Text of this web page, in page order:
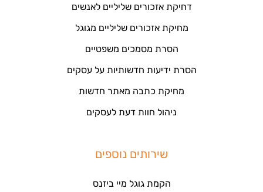
דחיקת אזכורים שליליים לאנשים
מחיקת אזכורים שליליים מגוגל
הסרת מסמכים משפטיים
הסרת ידיעות חדשותיות על עסקים
מחיקת כתבה מאתר חדשות
ניהול חוות דעת לעסקים
שירותים נוספים
הקמת גוגל מיי ביזנס